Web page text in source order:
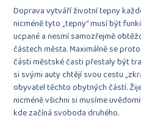
Doprava vytváří životní tepny
nicméně tyto „tepny“ musí být
ucpané a nesmí samozřejmě
částech města. Maximálně se
části městské časti přestaly být
si svými auty chtějí svou cestu
obyvatel těchto obytných částí.
nicméně všichni si musíme
kde začíná svoboda druhého.